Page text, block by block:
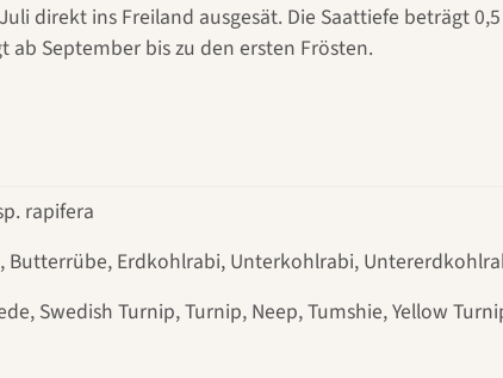
direkt ins Freiland ausgesät. Die Saattiefe beträgt
ab September bis zu den ersten Frösten.
rapifera
Butterrübe, Erdkohlrabi, Unterkohlrabi,
Swedish Turnip, Turnip, Neep, Tumshie, Yellow